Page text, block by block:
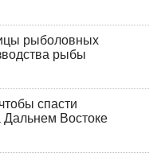
рыболовных
рыбы
спасти
Востоке